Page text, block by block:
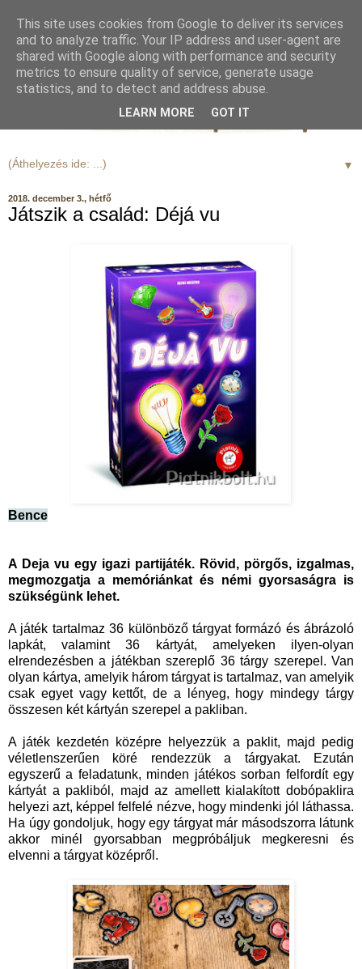
▼
2018. december 3., hétfő
Játszik a család: Déjá vu
Bence
A Deja vu egy igazi partijáték. Rövid, pörgős, izgalmas,
megmozgatja a memóriánkat és némi gyorsaságra is
szükségünk lehet.
A játék tartalmaz 36 különböző tárgyat formázó és ábrázoló
lapkát, valamint 36 kártyát, amelyeken ilyen-olyan
elrendezésben a játékban szereplő 36 tárgy szerepel. Van
olyan kártya, amelyik három tárgyat is tartalmaz, van amelyik
csak egyet vagy kettőt, de a lényeg, hogy mindegy tárgy
összesen két kártyán szerepel a pakliban.
A játék kezdetén középre helyezzük a paklit, majd pedig
véletlenszerűen köré rendezzük a tárgyakat. Ezután
egyszerű a feladatunk, minden játékos sorban felfordít egy
kártyát a pakliból, majd az amellett kialakított dobópaklira
helyezi azt, képpel felfelé nézve, hogy mindenki jól láthassa.
Ha úgy gondoljuk, hogy egy tárgyat már másodszorra látunk
akkor minél gyorsabban megpróbáljuk megkeresni és
elvenni a tárgyat középről.
This site uses cookies from Google to deliver its services
and to analyze traffic. Your IP address and user-agent are
shared with Google along with performance and security
metrics to ensure quality of service, generate usage
statistics, and to detect and address abuse.
LEARN MORE GOT IT